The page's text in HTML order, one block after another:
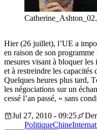
Hier (26 juillet), l’UE a
en raison de son
mesures visant à bloquer les
et à restreindre les
Quelques heures plus tard,
les négociations sur un
cessé l’an passé, « sans
Jul 27, 2010 - 09:25
PolitiqueChine